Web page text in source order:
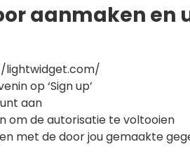
aanmaken
lightwidget.com/
op ‘Sign up’
aan
om de autorisatie te voltooien
met de door jou gemaakte